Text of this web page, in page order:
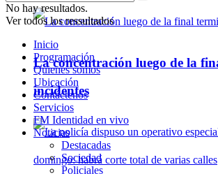
La concentración luego de la
incidentes
No hay resultados.
Ver todos los ressultados
Inicio
Programación
Quienes somos
Ubicación
Contáctenos
Servicios
FM Identidad en vivo
Noticias
Destacadas
Sociedad
Policiales